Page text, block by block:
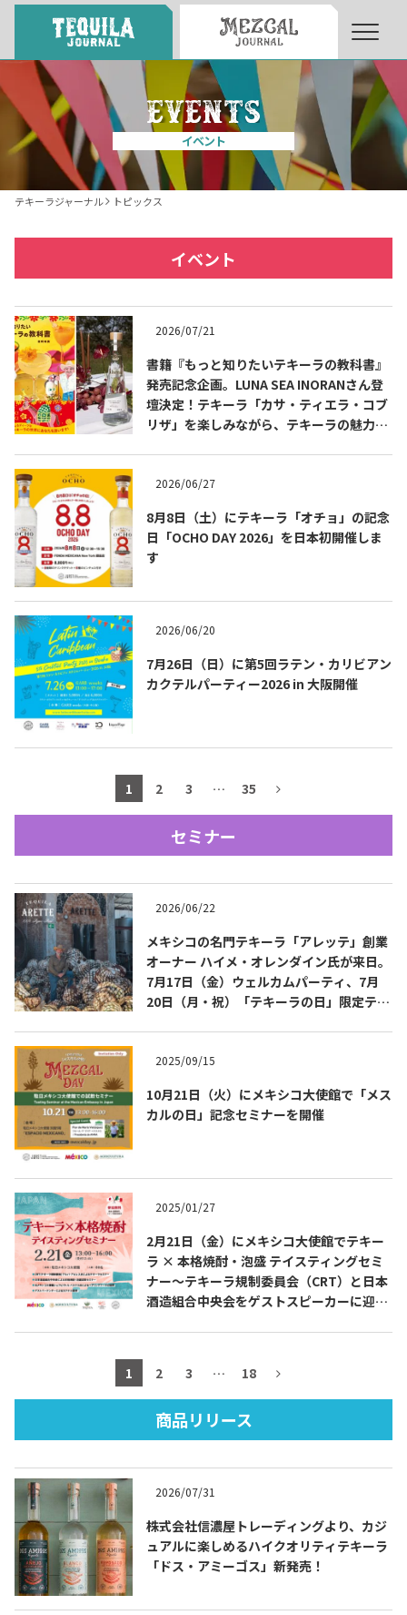
About About Tequila Journal
テキーラとは What’s Tequila
テキーラマーケット
テキーラの飲み方 How to Drink Tequila
メキシコ料理 Cuisines of Mexico
メキシコ旅行
メキシコの記念日
トピックス一覧
テキーラ・メスカルが飲める
バー＆レストラン
Bar & Restaurant
Tequila Journal SNS 在日メキシコ大使館 SNS
テキーラとは
テキーラマーケット
メキシコ料理
メキシコの記念日 トピックス
イベント一覧
イベント
テキーラジャーナル トピックス
イベント
2026/07/21
書籍『もっと知りたいテキーラの教科書』
発売記念企画。LUNA SEA INORANさん登
壇決定！テキーラ「カサ・ティエラ・コブ
リザ」を楽しみながら、テキーラの魅力を
っと知りたいテキーラの教科書』発売記念
2026/06/27
8月8日（土）にテキーラ「オチョ」の記念
日「OCHO DAY 2026」を日本初開催しま
す
2026/06/20
7月26日（日）に第5回ラテン・カリビアン
カクテルパーティー2026 in 大阪開催
1 2 3 … 35
セミナー
2026/06/22
メキシコの名門テキーラ「アレッテ」創業
オーナー ハイメ・オレンダイン氏が来日。
7月17日（金）ウェルカムパーティ、7月
20日（月・祝）「テキーラの日」限定テイ
2025/09/15
10月21日（火）にメキシコ大使館で「メス
カルの日」記念セミナーを開催
2025/01/27
2月21日（金）にメキシコ大使館でテキー
ラ × 本格焼酎・泡盛 テイスティングセミ
ナー～テキーラ規制委員会（CRT）と日本
酒造組合中央会をゲストスピーカーに迎え
1 2 3 … 18
商品リリース
2026/07/31
株式会社信濃屋トレーディングより、カジ
ュアルに楽しめるハイクオリティテキーラ
「ドス・アミーゴス」新発売！